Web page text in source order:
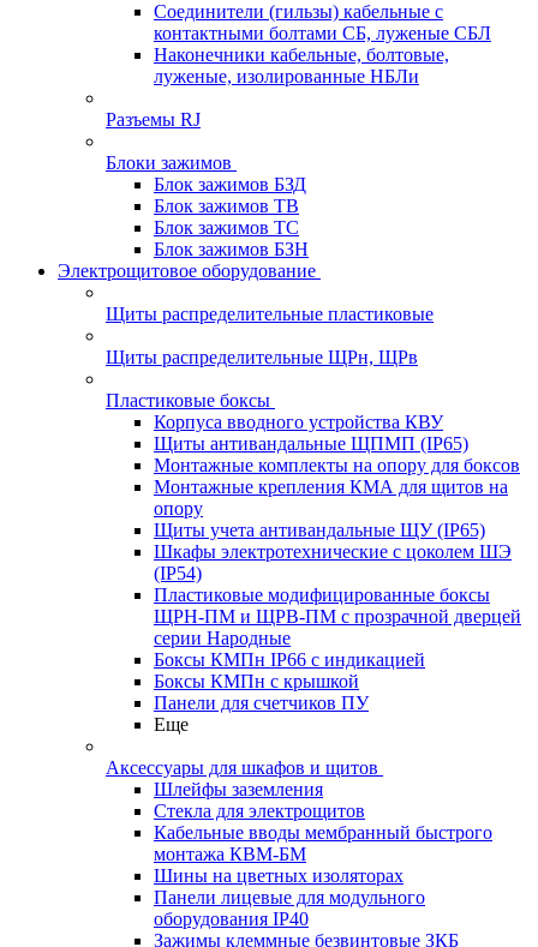
Соединители (гильзы) кабельные с
контактными болтами СБ, луженые СБЛ
Наконечники кабельные, болтовые,
луженые, изолированные НБЛи
Разъемы RJ
Блоки зажимов
Блок зажимов БЗД
Блок зажимов ТВ
Блок зажимов ТС
Блок зажимов БЗН
Электрощитовое оборудование
Щиты распределительные пластиковые
Щиты распределительные ЩРн, ЩРв
Пластиковые боксы
Корпуса вводного устройства КВУ
Щиты антивандальные ЩПМП (IP65)
Монтажные комплекты на опору для боксов
Монтажные крепления КМА для щитов на
опору
Щиты учета антивандальные ЩУ (IP65)
Шкафы электротехнические с цоколем ШЭ
(IP54)
Пластиковые модифицированные боксы
ЩРН-ПМ и ЩРВ-ПМ с прозрачной дверцей
серии Народные
Боксы КМПн IP66 с индикацией
Боксы КМПн с крышкой
Панели для счетчиков ПУ
Еще
Аксессуары для шкафов и щитов
Шлейфы заземления
Стекла для электрощитов
Кабельные вводы мембранный быстрого
монтажа КВМ-БМ
Шины на цветных изоляторах
Панели лицевые для модульного
оборудования IP40
Зажимы клеммные безвинтовые ЗКБ